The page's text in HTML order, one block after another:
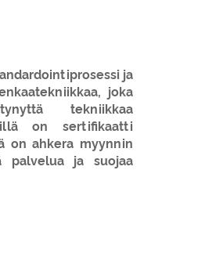
ja
joka
tekniikkaa
on sertifikaatti
on ahkera myynnin
palvelua ja suojaa